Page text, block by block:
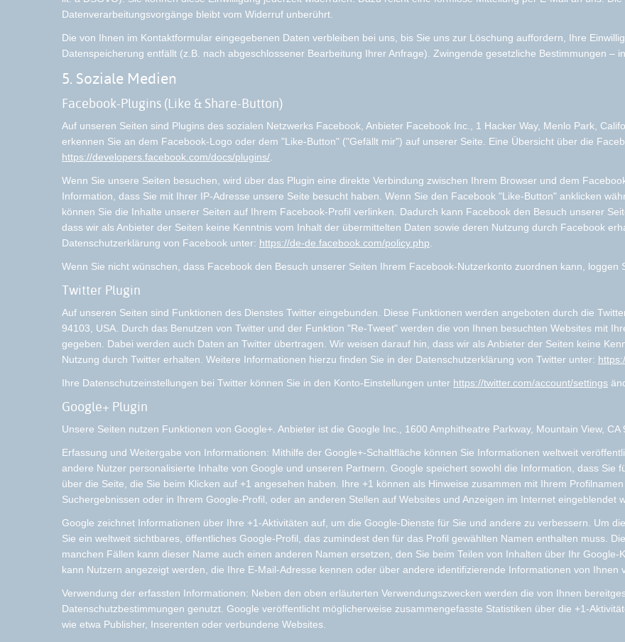
Datenverarbeitungsvorgänge bleibt vom Widerruf unberührt.
Die von Ihnen im Kontaktformular eingegebenen Daten verbleiben bei uns, bis Sie uns zur Löschung auffordern, Ihre
Datenspeicherung entfällt (z.B. nach abgeschlossener Bearbeitung Ihrer Anfrage). Zwingende gesetzliche Bestimmungen –
5. Soziale Medien
Facebook-Plugins (Like & Share-Button)
Auf unseren Seiten sind Plugins des sozialen Netzwerks Facebook, Anbieter Facebook Inc., 1 Hacker Way, Menlo Park,
erkennen Sie an dem Facebook-Logo oder dem "Like-Button" ("Gefällt mir") auf unserer Seite. Eine Übersicht über die
https://developers.facebook.com/docs/plugins/
Wenn Sie unsere Seiten besuchen, wird über das Plugin eine direkte Verbindung zwischen Ihrem Browser und dem
Information, dass Sie mit Ihrer IP-Adresse unsere Seite besucht haben. Wenn Sie den Facebook "Like-Button" anklicken
können Sie die Inhalte unserer Seiten auf Ihrem Facebook-Profil verlinken. Dadurch kann Facebook den Besuch unserer
dass wir als Anbieter der Seiten keine Kenntnis vom Inhalt der übermittelten Daten sowie deren Nutzung durch Facebook
Datenschutzerklärung von Facebook unter: https://de-de.facebook.com/policy.php
Wenn Sie nicht wünschen, dass Facebook den Besuch unserer Seiten Ihrem Facebook-Nutzerkonto zuordnen kann, loggen
Twitter Plugin
Auf unseren Seiten sind Funktionen des Dienstes Twitter eingebunden. Diese Funktionen werden angeboten durch die
94103, USA. Durch das Benutzen von Twitter und der Funktion "Re-Tweet" werden die von Ihnen besuchten Websites mit
gegeben. Dabei werden auch Daten an Twitter übertragen. Wir weisen darauf hin, dass wir als Anbieter der Seiten keine
Nutzung durch Twitter erhalten. Weitere Informationen hierzu finden Sie in der Datenschutzerklärung von Twitter unter:
Ihre Datenschutzeinstellungen bei Twitter können Sie in den Konto-Einstellungen unter https://twitter.com/account/settings
Google+ Plugin
Unsere Seiten nutzen Funktionen von Google+. Anbieter ist die Google Inc., 1600 Amphitheatre Parkway, Mountain View, CA
Erfassung und Weitergabe von Informationen: Mithilfe der Google+-Schaltfläche können Sie Informationen weltweit
andere Nutzer personalisierte Inhalte von Google und unseren Partnern. Google speichert sowohl die Information, dass Sie
über die Seite, die Sie beim Klicken auf +1 angesehen haben. Ihre +1 können als Hinweise zusammen mit Ihrem
Suchergebnissen oder in Ihrem Google-Profil, oder an anderen Stellen auf Websites und Anzeigen im Internet eingeblendet
Google zeichnet Informationen über Ihre +1-Aktivitäten auf, um die Google-Dienste für Sie und andere zu verbessern. Um
Sie ein weltweit sichtbares, öffentliches Google-Profil, das zumindest den für das Profil gewählten Namen enthalten muss.
manchen Fällen kann dieser Name auch einen anderen Namen ersetzen, den Sie beim Teilen von Inhalten über Ihr
kann Nutzern angezeigt werden, die Ihre E-Mail-Adresse kennen oder über andere identifizierende Informationen von Ihnen
Verwendung der erfassten Informationen: Neben den oben erläuterten Verwendungszwecken werden die von Ihnen
Datenschutzbestimmungen genutzt. Google veröffentlicht möglicherweise zusammengefasste Statistiken über die +1-
wie etwa Publisher, Inserenten oder verbundene Websites.